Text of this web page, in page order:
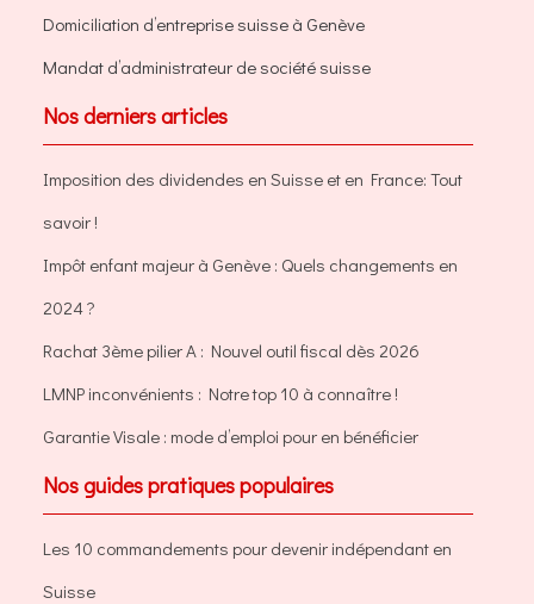
Domiciliation d’entreprise suisse à Genève
Mandat d’administrateur de société suisse
Nos derniers articles
Imposition des dividendes en Suisse et en France: Tout
savoir !
Impôt enfant majeur à Genève : Quels changements en
2024 ?
Rachat 3ème pilier A : Nouvel outil fiscal dès 2026
LMNP inconvénients : Notre top 10 à connaître !
Garantie Visale : mode d’emploi pour en bénéficier
Nos guides pratiques populaires
Les 10 commandements pour devenir indépendant en
Suisse